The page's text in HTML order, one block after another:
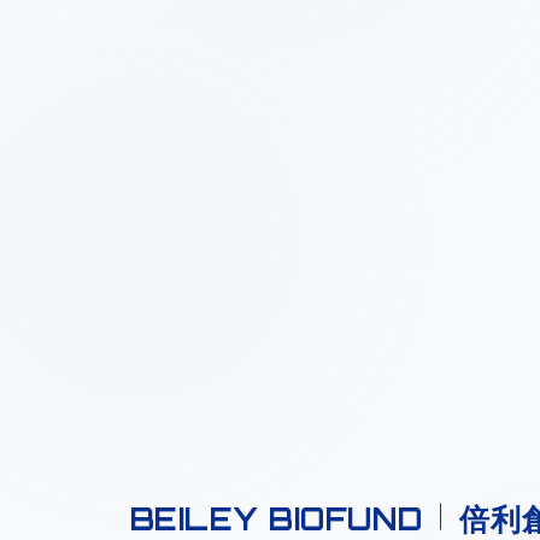
BEILEY BIOFUND 倍利